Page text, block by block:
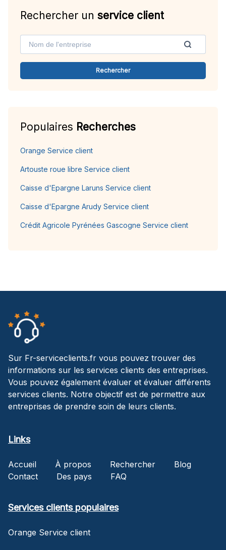
Rechercher un service client
Rechercher
Populaires Recherches
Orange Service client
Artouste roue libre Service client
Caisse d'Epargne Laruns Service client
Caisse d'Epargne Arudy Service client
Crédit Agricole Pyrénées Gascogne Service client
Sur Fr-serviceclients.fr vous pouvez trouver des
informations sur les services clients des entreprises.
Vous pouvez également évaluer et évaluer différents
services clients. Notre objectif est de permettre aux
entreprises de prendre soin de leurs clients.
Links
Accueil À propos Rechercher
Blog
Contact
Des pays FAQ
Services clients populaires
Orange Service client